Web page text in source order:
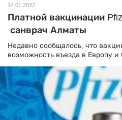
14.01.2022
Платной вакцинации
санврач Алматы
Недавно сообщалось, что
возможность въезда в Европу и